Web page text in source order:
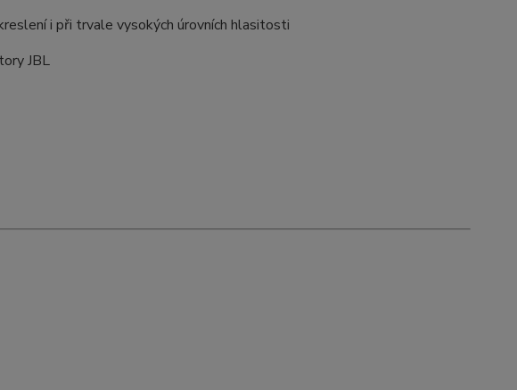
i při trvale vysokých úrovních hlasitosti
JBL